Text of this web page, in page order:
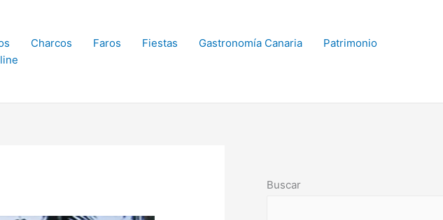
Charcos Faros Fiestas Gastronomía Canaria
Patrimonio
Buscar